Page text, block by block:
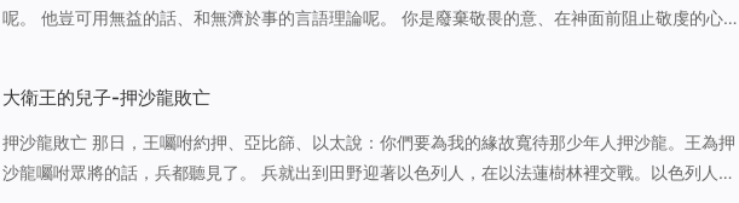
呢。 他豈可用無益的話、和無濟於事的言語理論呢。 你是廢棄敬畏的意、在神面前阻止敬虔的心。
大衛王的兒子-押沙龍敗亡
押沙龍敗亡 那日，王囑咐約押、亞比篩、以太說：你們要為我的緣故寬待那少年人押沙龍。王為押
沙龍囑咐眾將的話，兵都聽見了。 兵就出到田野迎著以色列人，在以法蓮樹林裡交戰。以色列人敗